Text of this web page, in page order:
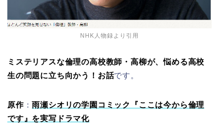
NHK人物録より引用
ミステリアスな倫理の高校教師・高柳が、悩める高校
生の問題に立ち向かう！お話です。
原作：雨瀬シオリの学園コミック『ここは今から倫理
です』を実写ドラマ化